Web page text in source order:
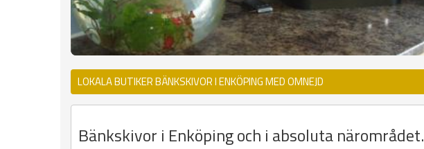
LOKALA BUTIKER BÄNKSKIVOR I ENKÖPING MED OMNEJD
Bänkskivor i Enköping och i absoluta närområdet.